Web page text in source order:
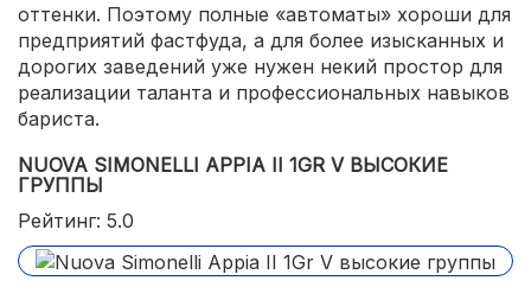
оттенки. Поэтому полные «автоматы» хороши для
предприятий фастфуда, а для более изысканных и
дорогих заведений уже нужен некий простор для
реализации таланта и профессиональных навыков
бариста.
NUOVA SIMONELLI APPIA II 1GR V ВЫСОКИЕ
ГРУППЫ
Рейтинг: 5.0